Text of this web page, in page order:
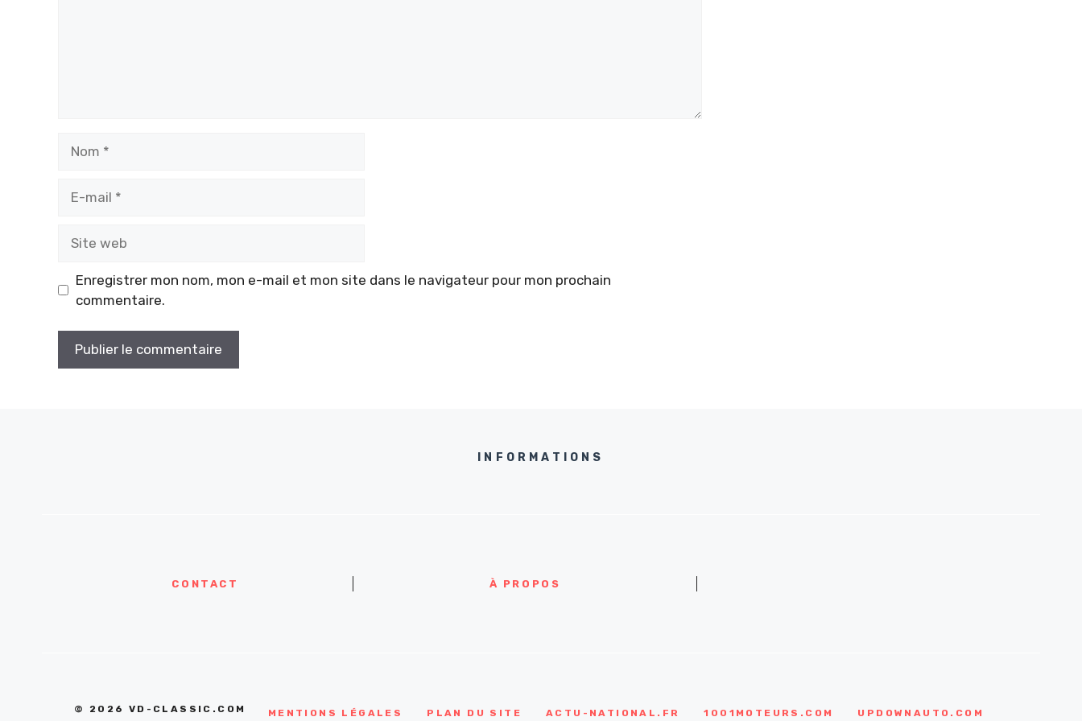
mail
web
Enregistrer mon nom, mon e-mail et mon site dans le navigateur pour mon prochain
commentaire.
INFORMATIONS
CONTACT À PROPOS
© 2026 VD-CLASSIC.COM MENTIONS LÉGALES PLAN DU SITE ACTU-NATIONAL.FR 1001MOTEURS.COM UPDOWNAUTO.COM